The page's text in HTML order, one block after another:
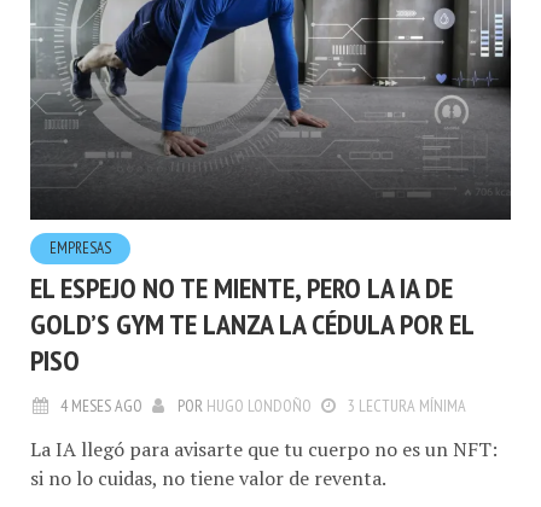
EMPRESAS
EL ESPEJO NO TE MIENTE, PERO LA IA DE
GOLD’S GYM TE LANZA LA CÉDULA POR EL
PISO
4 MESES AGO POR HUGO LONDOÑO 3 LECTURA MÍNIMA
La IA llegó para avisarte que tu cuerpo no es un NFT:
si no lo cuidas, no tiene valor de reventa.